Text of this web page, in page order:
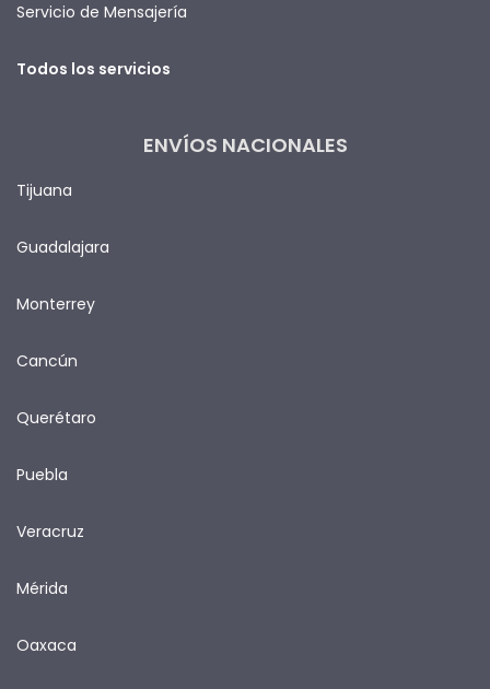
Servicio de Mensajería
Todos los servicios
ENVÍOS NACIONALES
Tijuana
Guadalajara
Monterrey
Cancún
Querétaro
Puebla
Veracruz
Mérida
Oaxaca